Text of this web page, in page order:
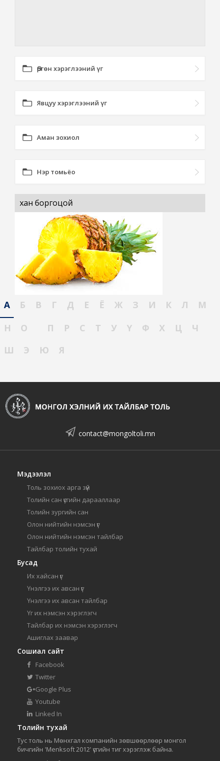
Өргөн хэрэглээний үг
Явцуу хэрэглээний үг
Аман зохиол
Нэр томьёо
хан боргоцой
А Б В Г Д Е Ё Ж З И К Л
М
Н
О П Р С Т У Ү Ф Х Ц
Ч
Ш
Э Ю Я
contact@mongoltoli.mn
Мэдээлэл
Толь зохиох арга зүй
Толийн сан үсгийн дарааллаар
Толийн зургийн сан
Олон нийтийн нэмсэн үг
Олон нийтийн нэмсэн тайлбар
Тайлбар толийн тухай
Бусад
Их хайсан үг
Үнэлгээ их авсан үг
Үнэлгээ их авсан тайлбар
Үг их нэмсэн хэрэглэгч
Тайлбар их нэмсэн хэрэглэгч
Ашиглах заавар
Сошиал сайт
Facebook
Twitter
Google Plus
Youtube
Linked In
Толийн тухай
Тус толь нь Мөнхгал компанийн зөвшөөрлөөр монгол
бичгийн 'Menksoft 2012' үсгийн тиг хэрэглэж байна.